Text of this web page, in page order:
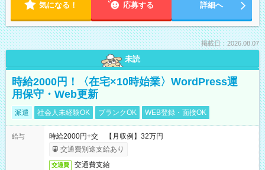
気になる！ 応募する 詳細へ
掲載日：2026.08.07
未読
時給2000円！〈在宅×10時始業〉WordPress運
用保守・Web更新
派遣 社会人未経験OK ブランクOK WEB登録・面接OK
給与
時給2000円+交 【月収例】32万円
交通費別途支給あり
交通費 交通費支給